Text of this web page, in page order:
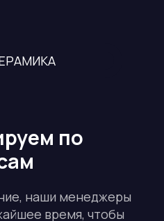
по
наши менеджеры
время, чтобы